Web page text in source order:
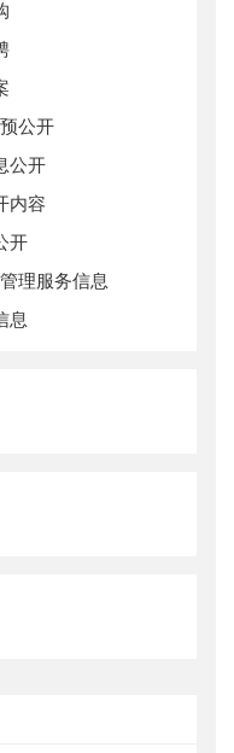
公开
公开
内容
开
理服务信息
息